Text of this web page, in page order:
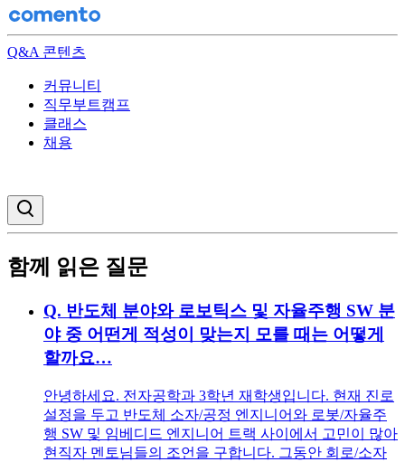
Q&A 콘텐츠
커뮤니티
직무부트캠프
클래스
채용
함께 읽은 질문
Q. 반도체 분야와 로보틱스 및 자율주행 SW 분
야 중 어떤게 적성이 맞는지 모를 때는 어떻게
할까요…
안녕하세요. 전자공학과 3학년 재학생입니다. 현재 진로
설정을 두고 반도체 소자/공정 엔지니어와 로봇/자율주
행 SW 및 임베디드 엔지니어 트랙 사이에서 고민이 많아
현직자 멘토님들의 조언을 구합니다. 그동안 회로/소자